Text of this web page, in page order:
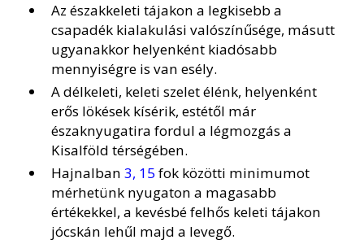
Az északkeleti tájakon a legkisebb a
csapadék kialakulási valószínűsége, másutt
ugyanakkor helyenként kiadósabb
mennyiségre is van esély.
A délkeleti, keleti szelet élénk, helyenként
erős lökések kísérik, estétől már
északnyugatira fordul a légmozgás a
Kisalföld térségében.
Hajnalban 3, 15 fok közötti minimumot
mérhetünk nyugaton a magasabb
értékekkel, a kevésbé felhős keleti tájakon
jócskán lehűl majd a levegő.